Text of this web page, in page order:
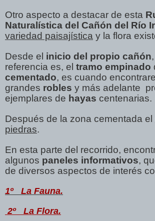
Otro aspecto a destacar de esta
Naturalística del Cañón del Río
variedad paisajística y la flora
Desde el inicio del propio cañón
referencia es, el tramo empinado
cementado, es cuando
grandes robles y más adelante
ejemplares de hayas centenarias.
Después de la zona cementada el
piedras.
En esta parte del recorrido,
algunos paneles informativos,
de diversos aspectos de interés
1º La Fauna.
2º La Flora.